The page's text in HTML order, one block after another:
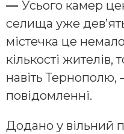
— Усього камер
селища уже
містечка це
кількості
навіть Тернополю,
повідомленні.
Додано у вільний